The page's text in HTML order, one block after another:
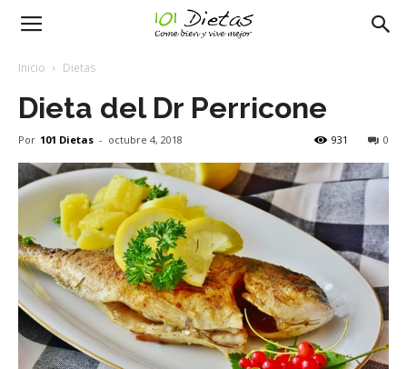
101
dietas
Inicio Dietas
Dieta del Dr Perricone
Por 101 Dietas - octubre 4, 2018 0
931